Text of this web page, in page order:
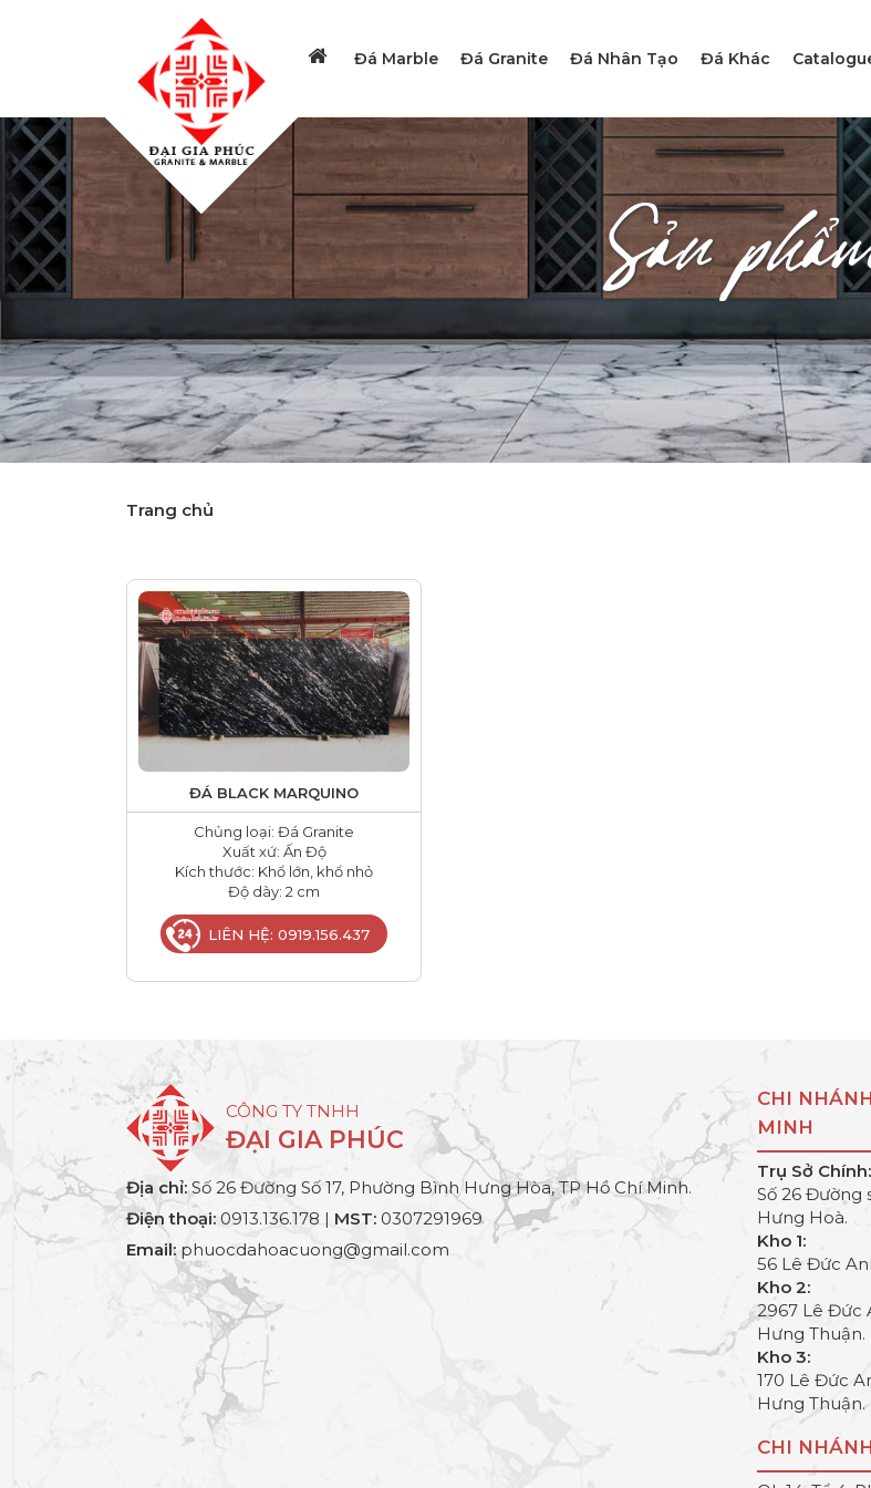
Đá Marble Đá Granite Đá Nhân Tạo Đá Khác
Sản
Trang chủ
ĐÁ BLACK MARQUINO
Chủng loại: Đá Granite
Xuất xứ: Ấn Độ
Kích thước: Khổ lớn, khổ nhỏ
Độ dày: 2 cm
LIÊN HỆ: 0919.156.437
CÔNG TY TNHH
ĐẠI GIA PHÚC
Địa chỉ: Số 26 Đường Số 17, Phường Bình Hưng Hòa, TP Hồ Chí Minh.
Điện thoại: 0913.136.178 | MST: 0307291969
Email:phuocdahoacuong@gmail.com
CHI
MINH
Trụ Sở Chính:
Số 26 Đường
Hưng Hoà.
Kho 1:
56 Lê Đức
Kho 2:
2967 Lê Đức
Hưng Thuận.
Kho 3:
170 Lê Đức
Hưng Thuận.
CHI